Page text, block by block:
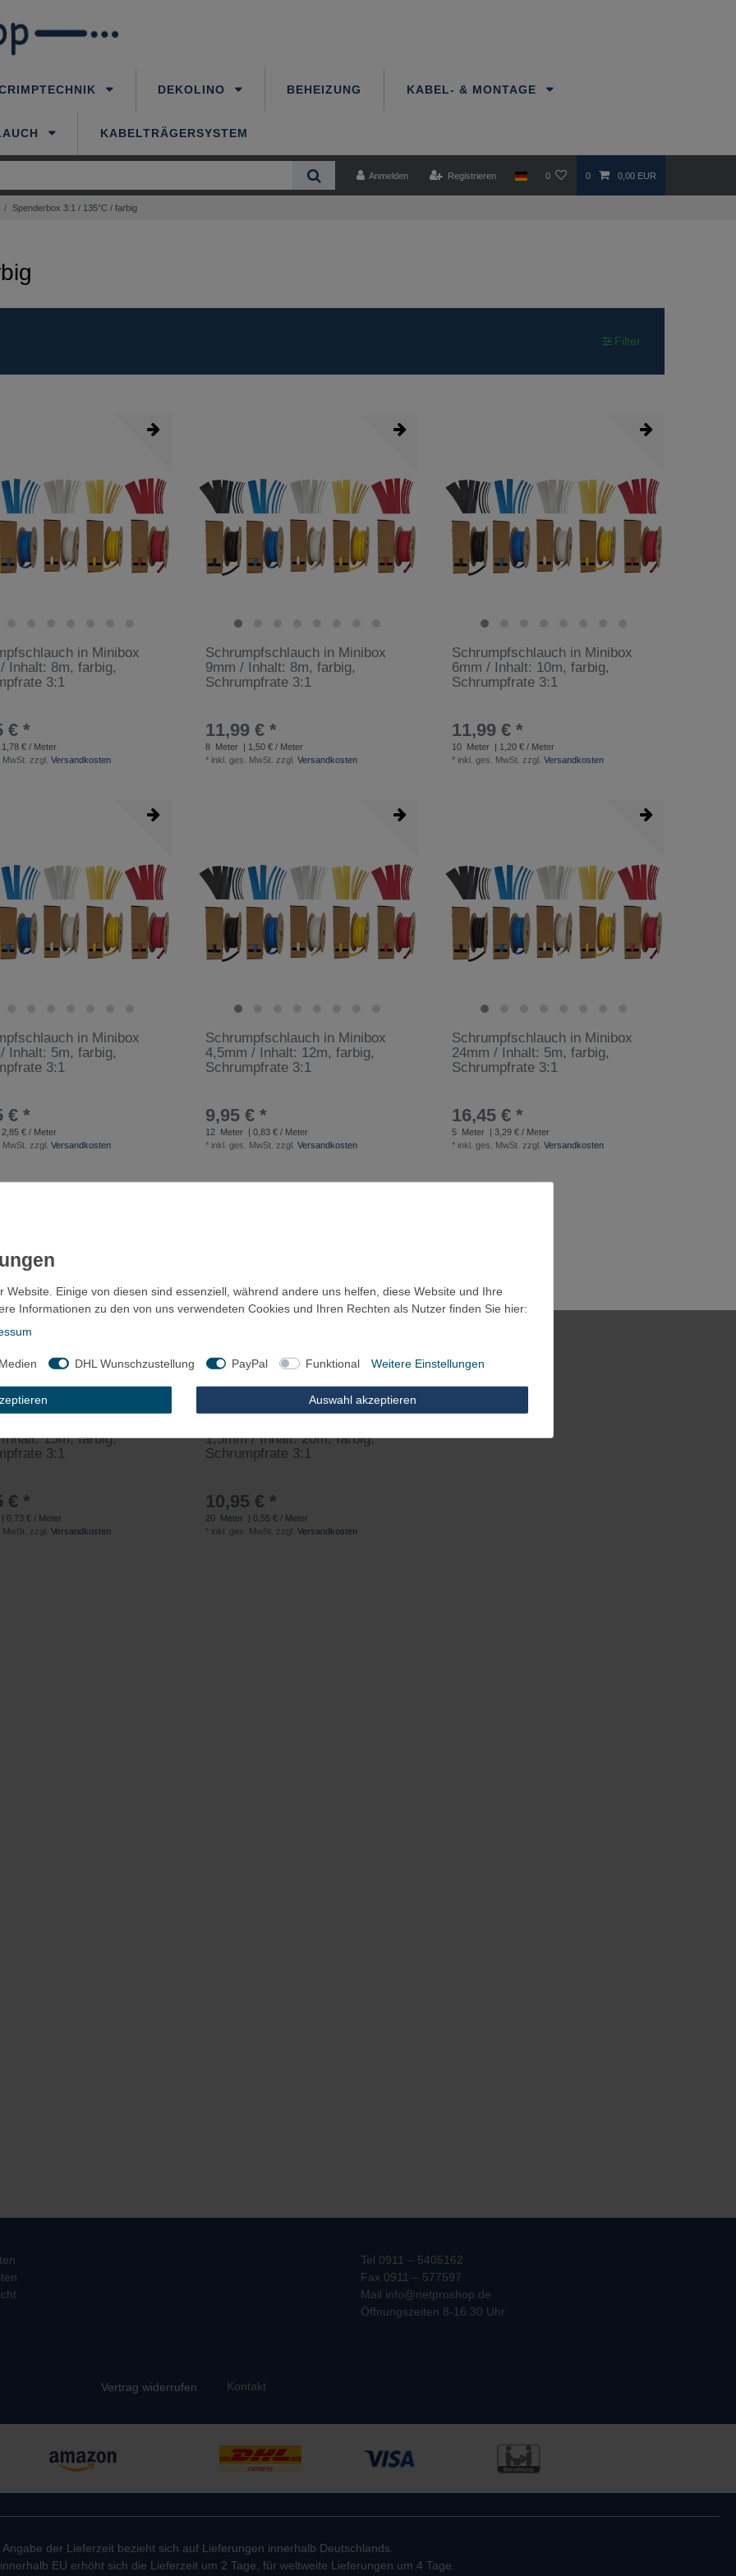
DEKOLINO BEHEIZUNG KABEL- & MONTAGE
KABELTRÄGERSYSTEM
Anmelden Registrieren 0 0 0,00 EUR
Spenderbox 3:1 / 135°C / farbig
Filter
in Minibox
Inhalt: 8m, farbig,
3:1
€ *
1,78 € / Meter
zzgl.Versandkosten
Schrumpfschlauch in Minibox
9mm / Inhalt: 8m, farbig,
Schrumpfrate 3:1
11,99 € *
8 Meter | 1,50 € / Meter
* inkl. ges. MwSt. zzgl.Versandkosten
Schrumpfschlauch in Minibox
6mm / Inhalt: 10m, farbig,
Schrumpfrate 3:1
11,99 € *
10 Meter | 1,20 € / Meter
* inkl. ges. MwSt. zzgl.Versandkosten
in Minibox
Inhalt: 5m, farbig,
3:1
€ *
| 2,85 € / Meter
zzgl.Versandkosten
Schrumpfschlauch in Minibox
4,5mm / Inhalt: 12m, farbig,
Schrumpfrate 3:1
9,95 € *
12 Meter
| 0,83 € / Meter
* inkl. ges. MwSt. zzgl.Versandkosten
Schrumpfschlauch in Minibox
24mm / Inhalt: 5m, farbig,
Schrumpfrate 3:1
16,45 € *
5 Meter
| 3,29 € / Meter
* inkl. ges. MwSt. zzgl.Versandkosten
15m, farbig,
3:1
€ *
| 0,73 € / Meter
zzgl.Versandkosten
1,5mm / Inhalt: 20m, farbig,
Schrumpfrate 3:1
10,95 € *
20 Meter
| 0,55 € / Meter
* inkl. ges. MwSt. zzgl.Versandkosten
Tel 0911 – 5405162
Fax 0911 – 577597
Mail info@netproshop.de
Öffnungszeiten 8-16.30 Uhr
Vertrag widerrufen Kontakt
Angabe der Lieferzeit bezieht sich auf Lieferungen innerhalb Deutschlands.
EU erhöht sich die Lieferzeit um 2 Tage, für weltweite Lieferungen um 4 Tage.
Website. Einige von diesen sind essenziell, während andere uns helfen, diese Website und Ihre
Informationen zu den von uns verwendeten Cookies und Ihren Rechten als Nutzer finden Sie hier:
DHL Wunschzustellung PayPal Funktional Weitere Einstellungen
Auswahl akzeptieren